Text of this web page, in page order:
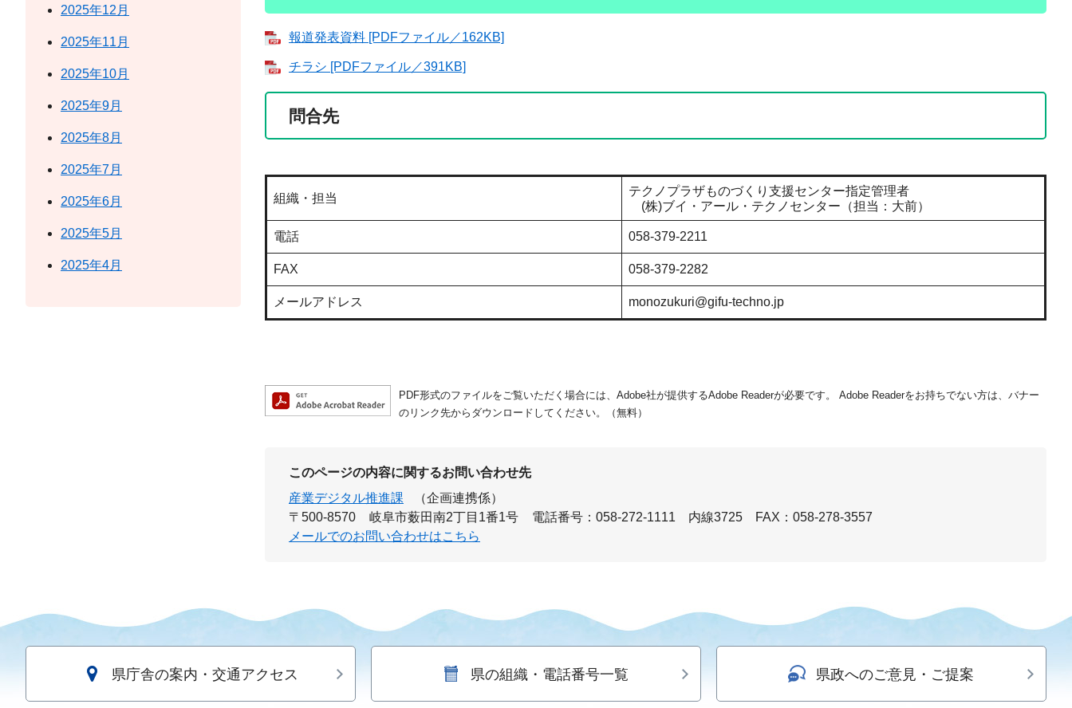
報道発表資料 [PDFファイル／162KB]
チラシ [PDFファイル／391KB]
問合先
組織・担当
テクノプラザものづくり支援センター指定管理者
(株)ブイ・アール・テクノセンター（担当：大前）
電話 058-379-2211
FAX 058-379-2282
メールアドレス monozukuri@gifu-techno.jp
PDF形式のファイルをご覧いただく場合には、Adobe社が提供するAdobe Readerが必要です。
Adobe Readerをお持ちでない方は、バナー
のリンク先からダウンロードしてください。（無料）
このページの内容に関するお問い合わせ先
産業デジタル推進課
（企画連携係）
〒500-8570
岐阜市薮田南2丁目1番1号 電話番号：058-272-1111 内線3725
FAX：058-278-3557
メールでのお問い合わせはこちら
2025年12月
2025年11月
2025年10月
2025年9月
2025年8月
2025年7月
2025年6月
2025年5月
2025年4月
県庁舎の案内・交通アクセス 県の組織・電話番号一覧 県政へのご意見・ご提案